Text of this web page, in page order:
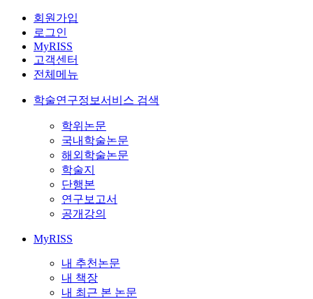
회원가입
로그인
MyRISS
고객센터
전체메뉴
학술연구정보서비스 검색
학위논문
국내학술논문
해외학술논문
학술지
단행본
연구보고서
공개강의
MyRISS
내 추천논문
내 책장
내 최근 본 논문